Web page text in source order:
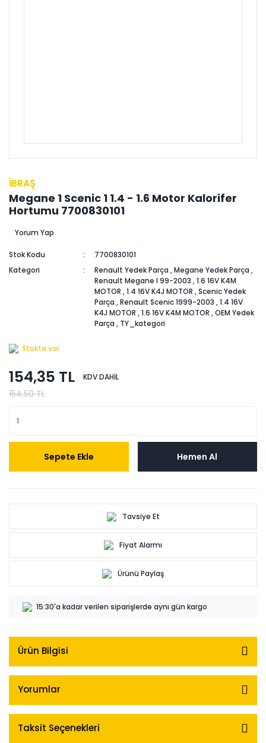
İBRAŞ
Megane 1 Scenic 1 1.4 - 1.6 Motor Kalorifer
Hortumu 7700830101
Yorum Yap
Stok Kodu
7700830101
Kategori
Renault Yedek Parça ,Megane Yedek Parça ,
Renault Megane I 99-2003 ,1.6 16V K4M
MOTOR ,1.4 16V K4J MOTOR ,Scenic Yedek
Parça ,Renault Scenic 1999-2003 ,1.4 16V
K4J MOTOR ,1.6 16V K4M MOTOR ,OEM Yedek
Parça , TY_kategori
Stokta var
154,35 TL KDV DAHİL
154,50 TL
Sepete Ekle Hemen Al
Tavsiye Et
Fiyat Alarmı
Ürünü Paylaş
15:30'a kadar verilen siparişlerde aynı gün kargo
Ürün Bilgisi
Yorumlar
Taksit Seçenekleri